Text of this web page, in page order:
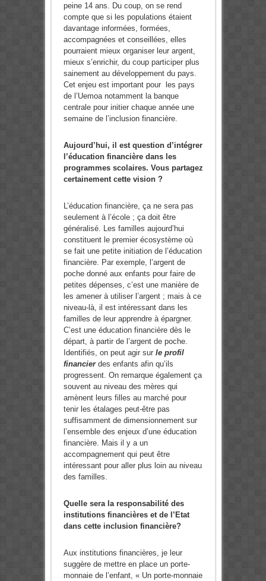
peine 14 ans. Du coup, on se rend
compte que si les populations étaient
davantage informées, formées,
accompagnées et conseillées, elles
pourraient mieux organiser leur argent,
mieux s’enrichir, du coup participer plus
sainement au développement du pays.
Cet enjeu est important pour les pays
de l’Uemoa notamment la banque
centrale pour initier chaque année une
semaine de l’inclusion financière.
Aujourd’hui, il est question d’intégrer
l’éducation financière dans les
programmes scolaires. Vous partagez
certainement cette vision ?
L’éducation financière, ça ne sera pas
seulement à l’école ; ça doit être
généralisé. Les familles aujourd’hui
constituent le premier écosystème où
se fait une petite initiation de l’éducation
financière. Par exemple, l’argent de
poche donné aux enfants pour faire de
petites dépenses, c’est une manière de
les amener à utiliser l’argent ; mais à ce
niveau-là, il est intéressant dans les
familles de leur apprendre à épargner.
C’est une éducation financière dès le
départ, à partir de l’argent de poche.
Identifiés, on peut agir sur le profil
financierdes enfants afin qu’ils
progressent. On remarque également ça
souvent au niveau des mères qui
amènent leurs filles au marché pour
tenir les étalages peut-être pas
suffisamment de dimensionnement sur
l’ensemble des enjeux d’une éducation
financière. Mais il y a un
accompagnement qui peut être
intéressant pour aller plus loin au niveau
des familles.
Quelle sera la responsabilité des
institutions financières et de l’Etat
dans cette inclusion financière?
Aux institutions financières, je leur
suggère de mettre en place un porte-
monnaie de l’enfant, « Un porte-monnaie